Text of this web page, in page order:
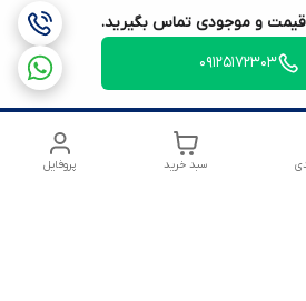
قیمت و موجودی تماس بگیرید.
09125172303
پروفایل سبد خرید